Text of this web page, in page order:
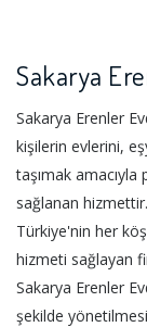
Sakarya
Sakarya Erenler
kişilerin evlerini,
taşımak amacıyla
sağlanan
Türkiye'nin her
hizmeti sağlayan
Sakarya Erenler
şekilde